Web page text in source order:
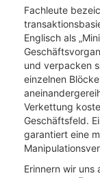
Fachleute
Englisch als
und verpacken
einzelnen
Verkettung
Geschäftsfeld.
garantiert eine
Erinnern wir uns